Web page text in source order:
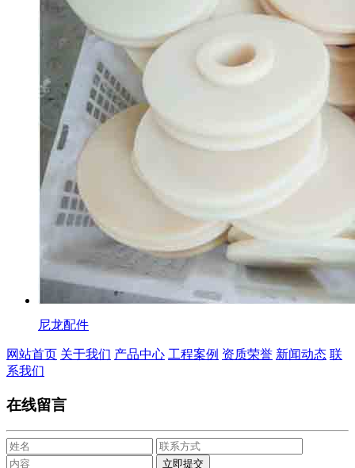
尼龙配件
网站首页 关于我们 产品中心 工程案例 资质荣誉 新闻动态 联
系我们
在线留言